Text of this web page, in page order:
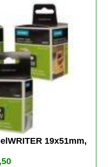
19x51mm,